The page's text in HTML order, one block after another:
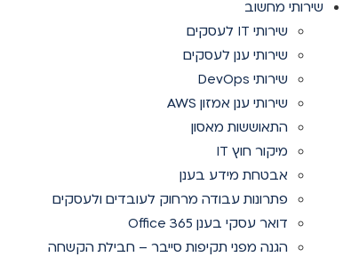
שירותי מחשוב
שירותי IT לעסקים
שירותי ענן לעסקים
שירותי DevOps
שירותי ענן אמזון AWS
התאוששות מאסון
מיקור חוץ IT
אבטחת מידע בענן
פתרונות עבודה מרחוק לעובדים ולעסקים
דואר עסקי בענן Office 365
הגנה מפני תקיפות סייבר – חבילת הקשחה